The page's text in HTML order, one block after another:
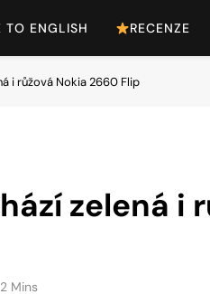
TO ENGLISH RECENZE
i růžová Nokia 2660 Flip
zelená i
2 Mins